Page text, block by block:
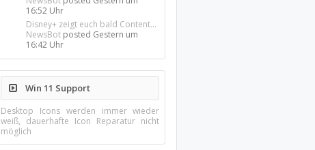
16:52 Uhr
Disney+ zeigt euch bald Content...
NewsBot posted Gestern um
16:42 Uhr
Win 11 Support
Desktop Icons werden immer wieder
weiß, dauerhafte Icon Reparatur nicht
möglich